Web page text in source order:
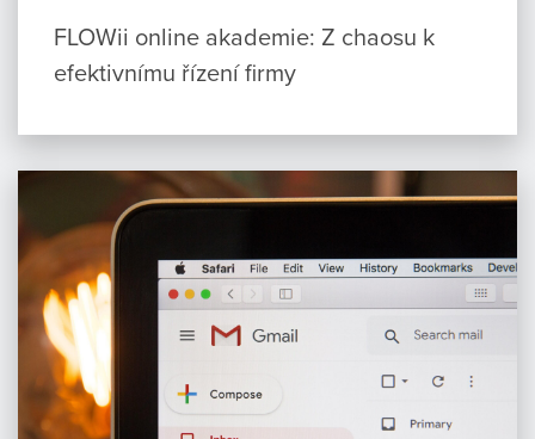
FLOWii online akademie: Z chaosu k
efektivnímu řízení firmy